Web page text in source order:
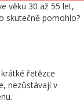
věku 30 až 55 let,
skutečně pomohlo?
řetězce
nezůstávají v